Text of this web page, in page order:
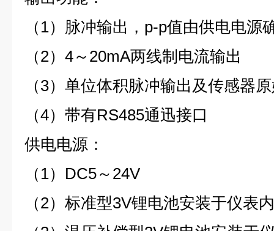
（1）脉冲输出，p-p值由供电电源
（2）4～20mA两线制电流输出
（3）单位体积脉冲输出及传感器
（4）带有RS485通迅接口
供电电源：
（1）DC5～24V
（2）标准型3V锂电池安装于仪表